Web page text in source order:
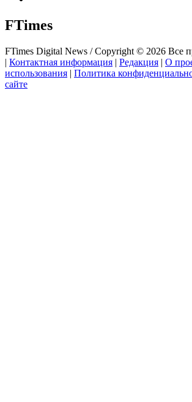
FTimes
FTimes Digital News / Copyright © 2026 Все
| Контактная информация | Редакция | О
использования | Политика
сайте